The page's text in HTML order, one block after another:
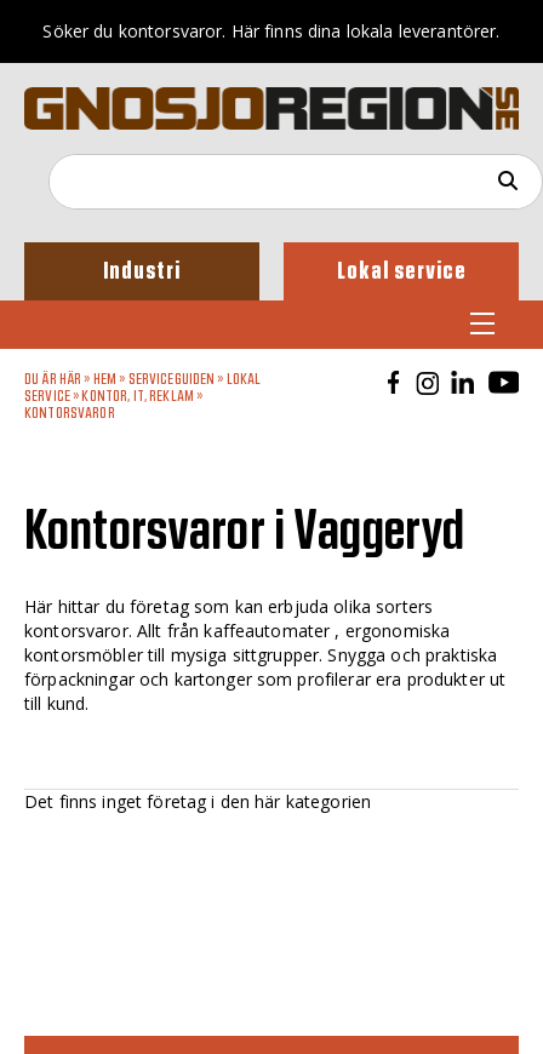
Söker du kontorsvaror. Här finns dina lokala leverantörer.
Industri Lokal service
DU ÄR HÄR » HEM » SERVICEGUIDEN »
LOKAL
SERVICE» KONTOR, IT, REKLAM »
KONTORSVAROR
Kontorsvaror i Vaggeryd
Här hittar du företag som kan erbjuda olika sorters
kontorsvaror. Allt från kaffeautomater , ergonomiska
kontorsmöbler till mysiga sittgrupper. Snygga och praktiska
förpackningar och kartonger som profilerar era produkter ut
till kund.
Det finns inget företag i den här kategorien